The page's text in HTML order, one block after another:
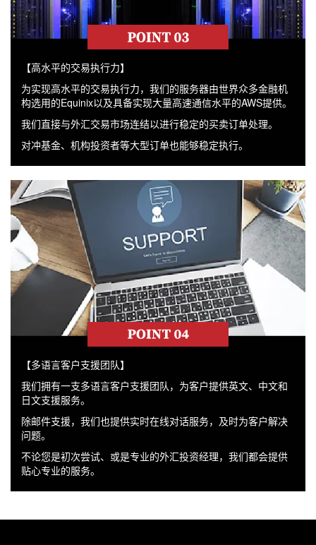
【高水平的交易执行力】
为实现高水平的交易执行力，我们的服务器由世界众多金融机
构选用的Equinix以及具备实现大量高速通信水平的AWS提供。
我们直接与外汇交易市场连结以进行稳定的买卖订单处理。
对冲基金、机构投资者等大型订单也能够稳定执行。
【多语言客户支援团队】
我们拥有一支多语言客户支援团队，为客户提供英文、中文和
日文支援服务。
除邮件支援，我们也提供实时在线对话服务，及时为客户解决
问题。
不论您是初次尝试、或是专业的外汇投资经理，我们都会提供
贴心专业的服务。